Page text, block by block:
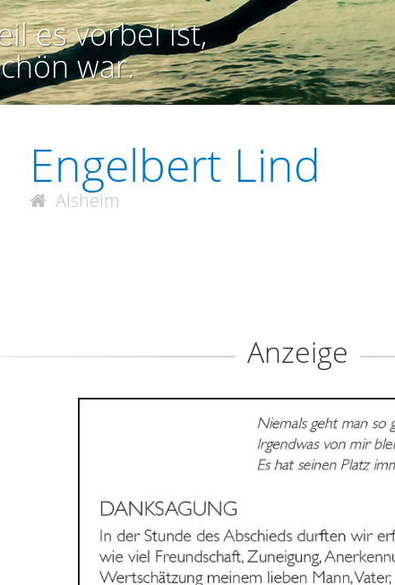
es vorbei ist,
war.
Engelbert Lind
Alsheim
Anzeige